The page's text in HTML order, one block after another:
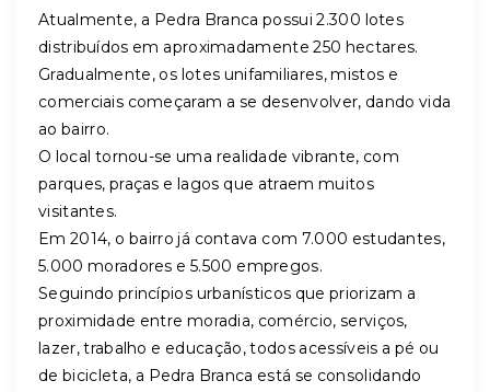
Atualmente, a Pedra Branca possui 2.300 lotes
distribuídos em aproximadamente 250 hectares.
Gradualmente, os lotes unifamiliares, mistos e
comerciais começaram a se desenvolver, dando vida
ao bairro.
O local tornou-se uma realidade vibrante, com
parques, praças e lagos que atraem muitos
visitantes.
Em 2014, o bairro já contava com 7.000 estudantes,
5.000 moradores e 5.500 empregos.
Seguindo princípios urbanísticos que priorizam a
proximidade entre moradia, comércio, serviços,
lazer, trabalho e educação, todos acessíveis a pé ou
de bicicleta, a Pedra Branca está se consolidando